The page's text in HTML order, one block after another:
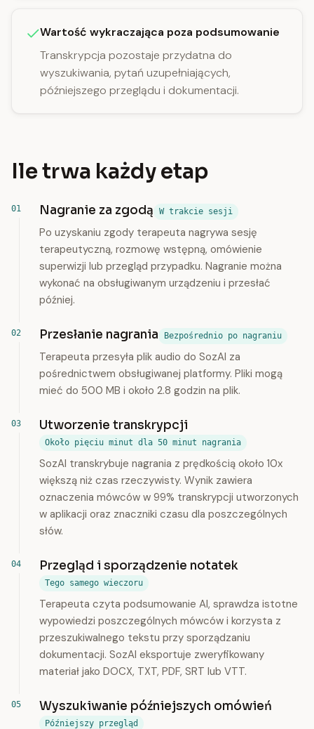
Wartość wykraczająca poza podsumowanie
Transkrypcja pozostaje przydatna do
wyszukiwania, pytań uzupełniających,
późniejszego przeglądu i dokumentacji.
Ile trwa każdy etap
Nagranie za zgodą W trakcie sesji
Po uzyskaniu zgody terapeuta nagrywa sesję
terapeutyczną, rozmowę wstępną, omówienie
superwizji lub przegląd przypadku. Nagranie można
wykonać na obsługiwanym urządzeniu i przesłać
później.
Przesłanie nagrania Bezpośrednio po nagraniu
Terapeuta przesyła plik audio do SozAI za
pośrednictwem obsługiwanej platformy. Pliki mogą
mieć do 500 MB i około 2.8 godzin na plik.
Utworzenie transkrypcji
Około pięciu minut dla 50 minut nagrania
SozAI transkrybuje nagrania z prędkością około 10x
większą niż czas rzeczywisty. Wynik zawiera
oznaczenia mówców w 99% transkrypcji utworzonych
w aplikacji oraz znaczniki czasu dla poszczególnych
słów.
Przegląd i sporządzenie notatek
Tego samego wieczoru
Terapeuta czyta podsumowanie AI, sprawdza istotne
wypowiedzi poszczególnych mówców i korzysta z
przeszukiwalnego tekstu przy sporządzaniu
dokumentacji. SozAI eksportuje zweryfikowany
materiał jako DOCX, TXT, PDF, SRT lub VTT.
Wyszukiwanie późniejszych omówień
Późniejszy przegląd